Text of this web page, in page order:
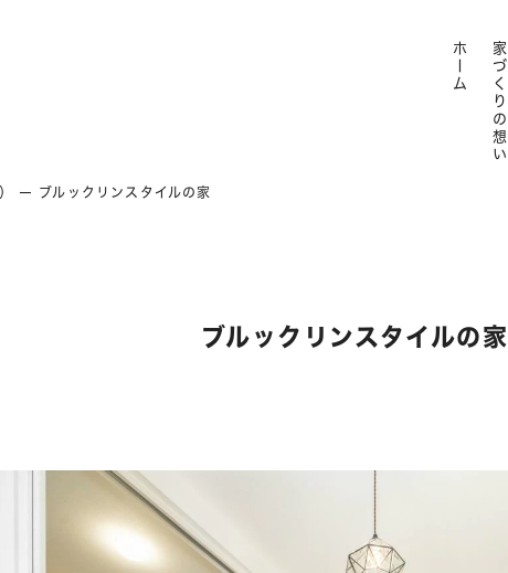
ホーム 家づくりの想い
ブルックリンスタイルの家
ブルックリンスタイルの家